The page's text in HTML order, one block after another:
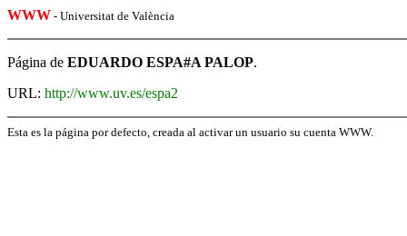
WWW - Universitat de València
Página de EDUARDO ESPA#A PALOP.
URL: http://www.uv.es/espa2
Esta es la página por defecto, creada al activar un usuario su cuenta WWW.